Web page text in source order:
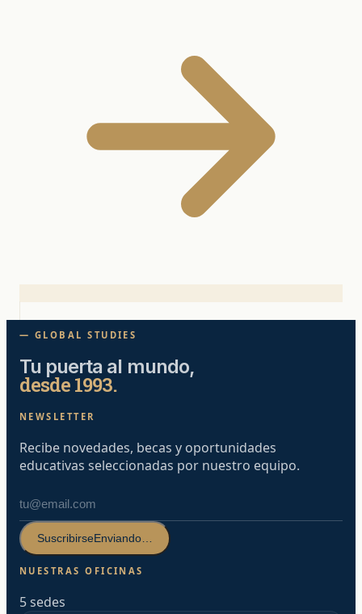
— GLOBAL STUDIES
Tu puerta al mundo,
desde 1993.
NEWSLETTER
Recibe novedades, becas y oportunidades
educativas seleccionadas por nuestro equipo.
SuscribirseEnviando…
NUESTRAS OFICINAS
5 sedes